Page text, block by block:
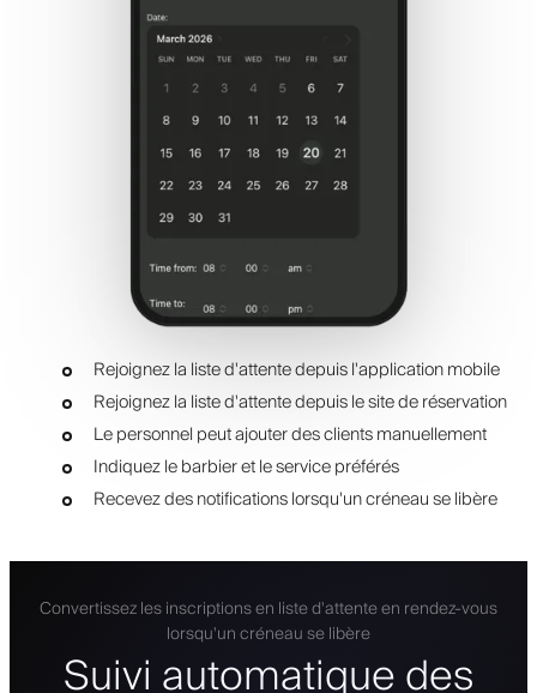
Rejoignez la liste d'attente depuis l'application mobile
Rejoignez la liste d'attente depuis le site de réservation
Le personnel peut ajouter des clients manuellement
Indiquez le barbier et le service préférés
Recevez des notifications lorsqu'un créneau se libère
Convertissez les inscriptions en liste d'attente en rendez-vous
lorsqu'un créneau se libère
Suivi automatique des